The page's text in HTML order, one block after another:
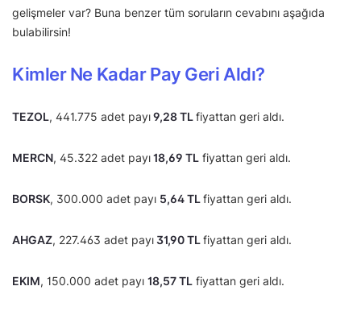
gelişmeler var? Buna benzer tüm soruların cevabını aşağıda
bulabilirsin!
Kimler Ne Kadar Pay Geri Aldı?
TEZOL, 441.775 adet payı9,28 TLfiyattan geri aldı.
MERCN, 45.322 adet payı18,69 TL fiyattan geri aldı.
BORSK, 300.000 adet payı 5,64 TLfiyattan geri aldı.
AHGAZ, 227.463 adet payı31,90 TLfiyattan geri aldı.
EKIM, 150.000 adet payı 18,57 TL fiyattan geri aldı.